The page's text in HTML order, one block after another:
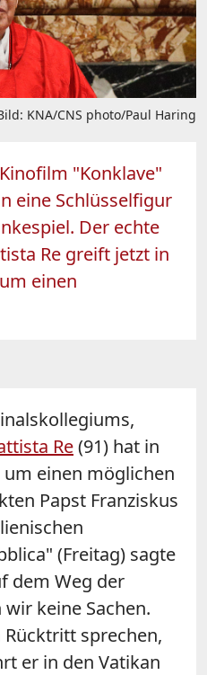
KNA/CNS photo/Paul Haring
"Konklave"
eine Schlüsselfigur
Der echte
Re greift jetzt in
einen
Re(91) hat in
einen möglichen
Papst Franziskus
(Freitag) sagte
dem Weg der
keine Sachen.
sprechen,
er in den Vatikan